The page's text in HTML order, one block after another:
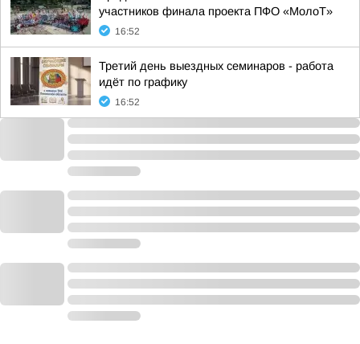
участников финала проекта ПФО «МолоТ»
16:52
Третий день выездных семинаров - работа
идёт по графику
16:52